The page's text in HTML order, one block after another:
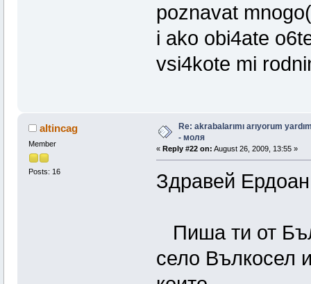
poznavat
i ako obi4ate
vsi4kote mi
altincag
Member
Posts: 16
Re: akrabalarımı arıyorum
- моля
« Reply #22 on: August 26, 2009, 13:55 »
Здравей
Пиша ти от
село Вълкосел